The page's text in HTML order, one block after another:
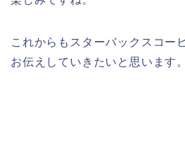
これからもスターバックスコー
お伝えしていきたいと思います。